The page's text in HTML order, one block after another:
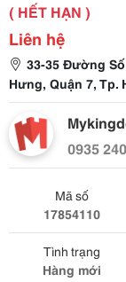
( HẾT HẠN )
Liên hệ
33-35 Đường
Hưng, Quận 7, Tp.
0935
Mã số
17854110
Tình trạng
Hàng mới